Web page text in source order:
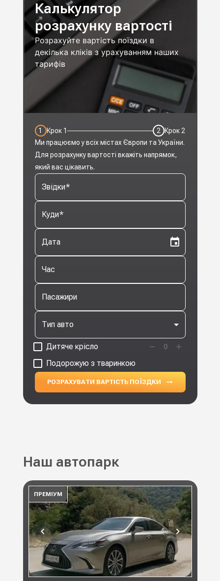
Калькулятор
розрахунку вартості
Розрахуйте вартість поїздки в
декілька кліків з урахуванням наших
тарифів
1 Крок1 2 Крок 2
Ми працюємо у всіх містах Європи та України.
Для розрахунку вартості вкажіть напрямок,
який вас цікавить.
Звідки*
Куди*
Дата
Час
Пасажири
Тип авто
Дитяче крісло 0
Подорожую з тваринкою
РОЗРАХУВАТИ ВАРТІСТЬ ПОЇЗДКИ
Наш автопарк
ПРЕМІУМ